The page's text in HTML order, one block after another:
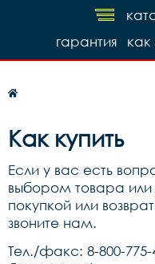
как
гарантия
Как купить
Если у вас есть
выбором товара
покупкой или
звоните нам.
Тел./факс: 8-800-